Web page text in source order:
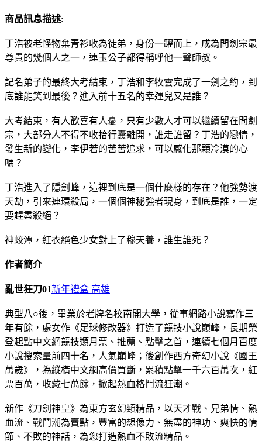
商品訊息描述:
丁浩被老怪物棄青衫收為徒弟，身份一躍而上，成為問劍宗最
尊貴的幾個人之一，連玉公子都得稱呼他一聲師叔。
記名弟子的最終大考結束，丁浩和李牧雲完成了一劍之約，到
底誰能笑到最後？進入前十五名的幸運兒又是誰？
大考結束，有人歡喜有人憂，只有少數人才可以繼續留在問劍
宗，大部分人不得不收拾行囊離開，誰走誰留？丁浩的戀情，
發生新的變化，李伊若的苦苦追求，可以感化那顆冷漠的心
嗎？
丁浩進入了隱劍峰，這裡到底是一個什麼樣的存在？他強勢渡
天劫，引來連環殺局，一個個神秘強者現身，到底是誰，一定
要趕盡殺絕？
神蛟潭，紅衣絕色少女對上了穆天養，誰生誰死？
作者簡介
亂世狂刀01新年禮盒 高雄
典型八○後，畢業於老牌名校南開大學，從事網路小說寫作三
年有餘，處女作《足球修改器》打造了競技小說巔峰，長期榮
登起點中文網競技類月票、推薦、點擊之首，連續七個月百度
小說搜索量前四十名，人氣巔峰；後創作西方奇幻小說《國王
萬歲》，為縱橫中文網高價買斷，累積點擊一千六百萬次，紅
票百萬，收藏七萬餘，掀起熱血格鬥流狂潮。
新作《刀劍神皇》為東方玄幻類精品，以天才戰、兄弟情、熱
血流、戰鬥潮為賣點，豐富的想像力、無盡的神功、爽快的情
節、不敗的神話，為您打造熱血不敗流精品。